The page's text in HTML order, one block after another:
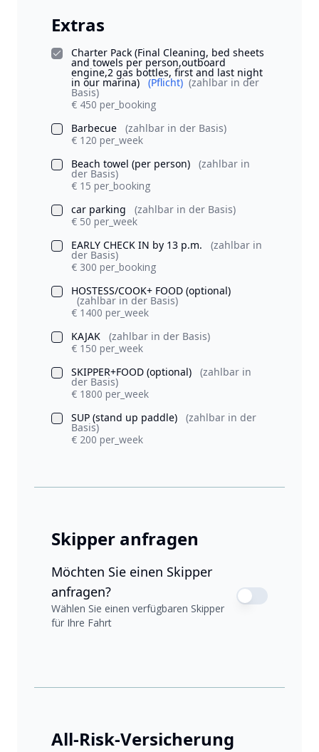
Extras
Charter Pack (Final Cleaning, bed sheets
and towels per person,outboard
engine,2 gas bottles, first and last night
in our marina) (Pflicht) (zahlbar in der
Basis)
€ 450 per_booking
Barbecue
(zahlbar in der Basis)
€ 120 per_week
Beach towel (per person)
(zahlbar in
der Basis)
€ 15 per_booking
car parking
(zahlbar in der Basis)
€ 50 per_week
EARLY CHECK IN by 13 p.m.
(zahlbar in
der Basis)
€ 300 per_booking
HOSTESS/COOK+ FOOD (optional)
(zahlbar in der Basis)
€ 1400 per_week
KAJAK
(zahlbar in der Basis)
€ 150 per_week
SKIPPER+FOOD (optional)
(zahlbar in
der Basis)
€ 1800 per_week
SUP (stand up paddle)
(zahlbar in der
Basis)
€ 200 per_week
Skipper anfragen
Möchten Sie einen Skipper
anfragen?
Wählen Sie einen verfügbaren Skipper
für Ihre Fahrt
All-Risk-Versicherung